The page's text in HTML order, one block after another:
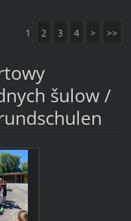
1 2 3 4 > >>
šulow /